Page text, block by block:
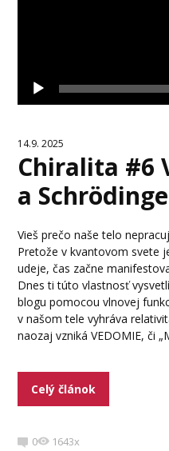
14.9. 2025
Chiralita #6
a
Vieš prečo naše telo
Pretože v kvantovom svete
udeje, čas začne
Dnes ti túto vlastnosť
blogu pomocou vlnovej
v našom tele vyhráva
naozaj vzniká VEDOMIE, či
Celý článok
0 1643x